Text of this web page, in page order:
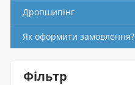
Дропшипінг
Як оформити замовлення?
Фільтр